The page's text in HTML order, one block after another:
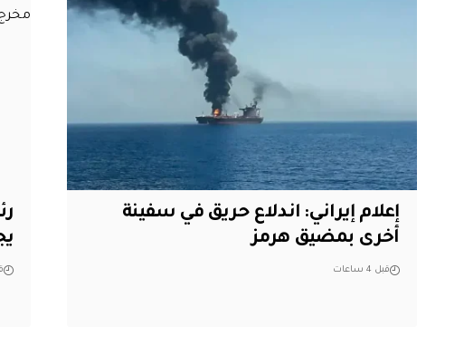
إعلام إيراني: اندلاع حريق في سفينة
أخرى بمضيق هرمز
قبل 4 ساعات